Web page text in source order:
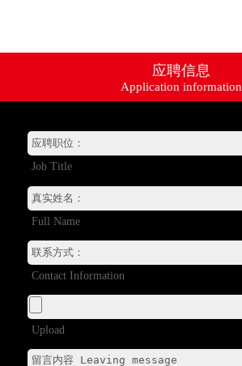
应聘信息
Application information
Job Title
Full Name
Contact Information
Upload
资讯动态
产品系列
销售网络
服务支持
招贤纳士
关于我们